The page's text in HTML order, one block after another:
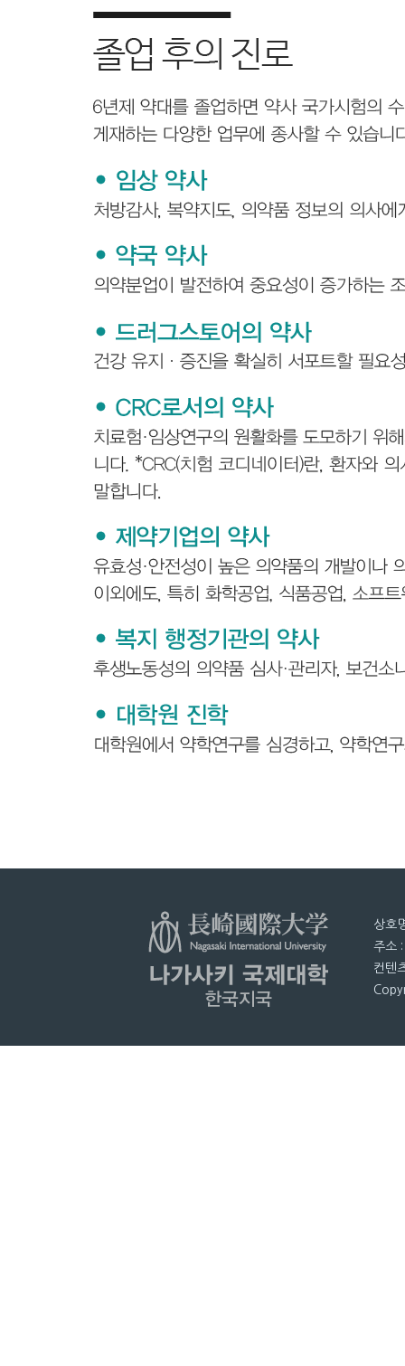
상호
주소
컨텐